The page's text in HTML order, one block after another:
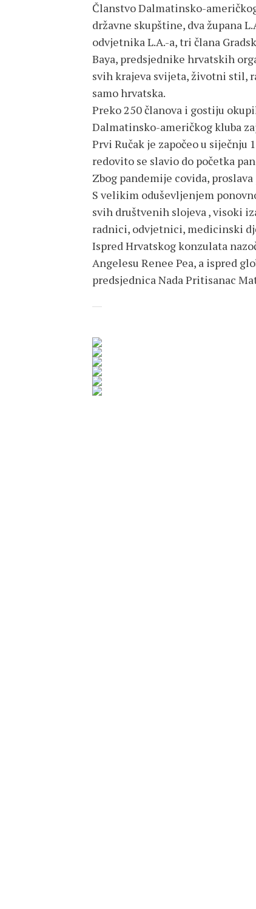
Članstvo Dalmatinsko-
državne skupštine, dva župana
odvjetnika L.A.-a, tri člana
Baya, predsjednike hrvatskih
svih krajeva svijeta, životni stil,
samo hrvatska.
Preko 250 članova i gostiju
Dalmatinsko-američkog kluba
Prvi Ručak je započeo u
redovito se slavio do početka
Zbog pandemije covida,
S velikim oduševljenjem
svih društvenih slojeva , visoki
radnici, odvjetnici, medicinski
Ispred Hrvatskog konzulata
Angelesu Renee Pea, a ispred
predsjednica Nada Pritisanac